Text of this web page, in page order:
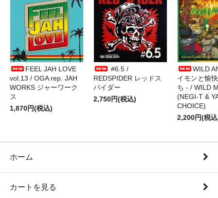
FEEL JAH LOVE
vol.13 / OGA rep. JAH
WORKS ジャーワーク
ス
1,870円(税込)
#6.5 /
REDSPIDER レッドス
パイダー
2,750円(税込)
WILD
イモンと愉
ち - / WILD
(NEGI-T &
CHOICE)
2,200円(税
ホーム
カートを見る